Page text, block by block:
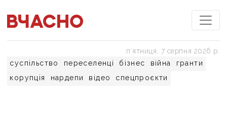
суспільство переселенці бізнес війна
гранти
корупція
нардепи відео спецпроєкти
пʼятниця, 7 серпня 2026 р.